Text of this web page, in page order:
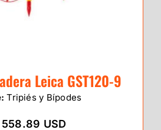
Leica GST120-9
Tripiés y Bípodes
USD